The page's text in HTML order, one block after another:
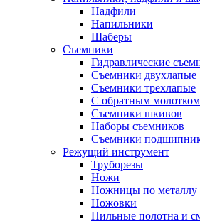
Надфили
Напильники
Шаберы
Съемники
Гидравлические
Съемники двухлапые
Съемники трехлапые
С обратным молотком
Съемники шкивов
Наборы съемников
Съемники
Режущий инструмент
Труборезы
Ножи
Ножницы по металлу
Ножовки
Пильные полотна и